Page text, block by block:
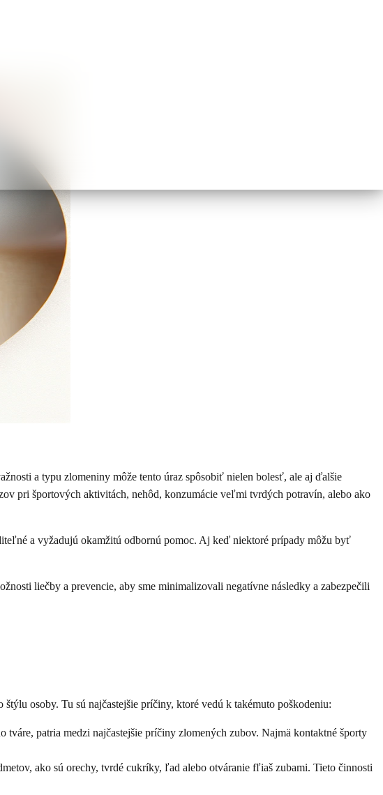
a typu zlomeniny môže tento úraz spôsobiť nielen bolesť, ale aj ďalšie
pri športových aktivitách, nehôd, konzumácie veľmi tvrdých potravín, alebo ako
a vyžadujú okamžitú odbornú pomoc. Aj keď niektoré prípady môžu byť
liečby a prevencie, aby sme minimalizovali negatívne následky a zabezpečili
osoby. Tu sú najčastejšie príčiny, ktoré vedú k takémuto poškodeniu:
patria medzi najčastejšie príčiny zlomených zubov. Najmä kontaktné športy
ako sú orechy, tvrdé cukríky, ľad alebo otváranie fľiaš zubami. Tieto činnosti